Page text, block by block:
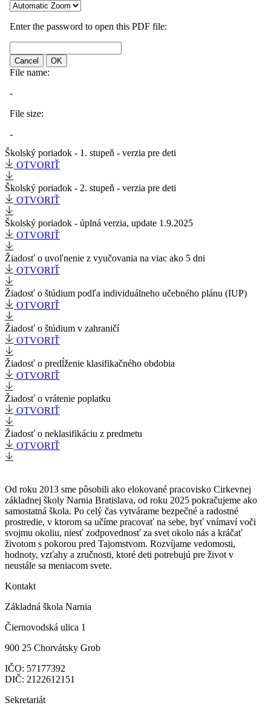
Školský poriadok - 1. stupeň - verzia pre deti
OTVORIŤ
Školský poriadok - 2. stupeň - verzia pre deti
OTVORIŤ
Školský poriadok - úplná verzia, update 1.9.2025
OTVORIŤ
Žiadosť o uvoľnenie z vyučovania na viac ako 5 dni
OTVORIŤ
Žiadosť o štúdium podľa individuálneho učebného plánu (IUP)
OTVORIŤ
Žiadosť o štúdium v zahraničí
OTVORIŤ
Žiadosť o predĺženie klasifikačného obdobia
OTVORIŤ
Žiadosť o vrátenie poplatku
OTVORIŤ
Žiadosť o neklasifikáciu z predmetu
OTVORIŤ
Od roku 2013 sme pôsobili ako elokované pracovisko Cirkevnej
základnej školy Narnia Bratislava, od roku 2025 pokračujeme ako
samostatná škola. Po celý čas vytvárame bezpečné a radostné
prostredie, v ktorom sa učíme pracovať na sebe, byť vnímaví voči
svojmu okoliu, niesť zodpovednosť za svet okolo nás a kráčať
životom s pokorou pred Tajomstvom. Rozvíjame vedomosti,
hodnoty, vzťahy a zručnosti, ktoré deti potrebujú pre život v
neustále sa meniacom svete.
Kontakt
Základná škola Narnia
Čiernovodská ulica 1
900 25 Chorvátsky Grob
IČO: 57177392
DIČ: 2122612151
Sekretariát